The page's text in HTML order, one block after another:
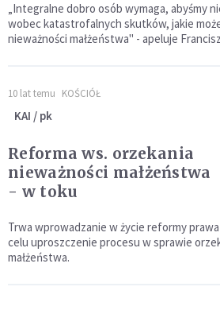
„Integralne dobro osób wymaga, abyśmy
wobec katastrofalnych skutków, jakie
nieważności małżeństwa" - apeluje
10 lat temu KOŚCIÓŁ
KAI / pk
Reforma ws. orzekania
nieważności małżeństwa
- w toku
Trwa wprowadzanie w życie reformy
celu uproszczenie procesu w sprawie
małżeństwa.